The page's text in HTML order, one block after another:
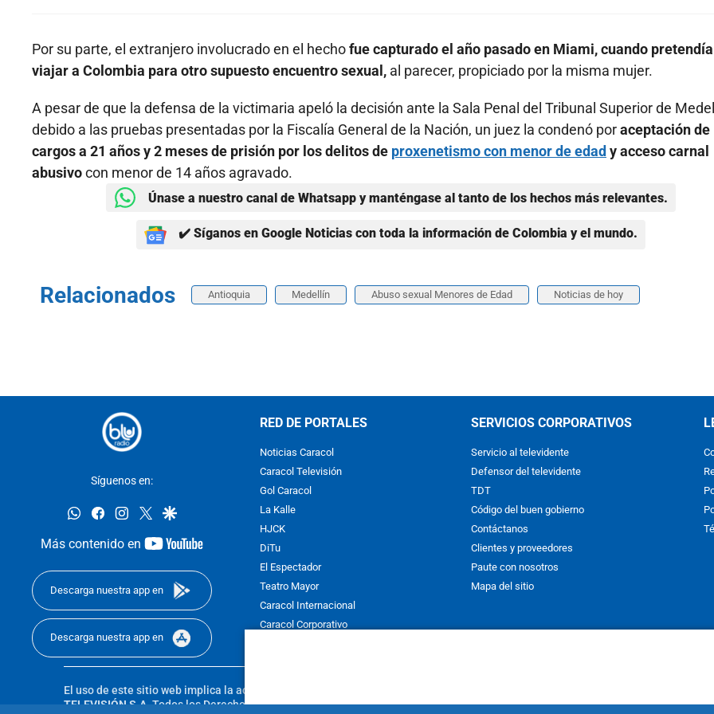
Por su parte, el extranjero involucrado en el hechofue capturado el año pasado en Miami, cuando pretendía
viajar a Colombia para otro supuesto encuentro sexual, al parecer, propiciado por la misma mujer.
A pesar de que la defensa de la victimaria apeló la decisión ante la Sala Penal del Tribunal Superior de
debido a las pruebas presentadas por la Fiscalía General de la Nación, un juez la condenó poraceptación de
cargos a 21 años y 2 meses de prisión por los delitos de proxenetismo con menor de edad y acceso carnal
abusivocon menor de 14 años agravado.
Únase a nuestro canal de Whatsapp y manténgase al tanto de los hechos más relevantes.
✔️ Síganos en Google Noticias con toda la información de Colombia y el mundo.
Relacionados Antioquia Medellín Abuso sexual Menores de Edad Noticias de hoy
Síguenos en:
whatsappfacebookinstagram
twittergoogle
Más contenido en
youtube-
Descarga nuestra app en
Descarga nuestra app en
RED DE PORTALES
Noticias Caracol
Caracol Televisión
Gol Caracol
La Kalle
HJCK
DiTu
El Espectador
Teatro Mayor
Caracol Internacional
Caracol Corporativo
SERVICIOS CORPORATIVOS
Servicio al televidente
Defensor del televidente
TDT
Código del buen gobierno
Contáctanos
Clientes y proveedores
Paute con nosotros
Mapa del sitio
El uso de este sitio web implica la aceptación de los
TELEVISIÓN S.A.Todos los Derechos Reservados D.R.A. Prohibida su reproducción total o parcial, así como su traducción a